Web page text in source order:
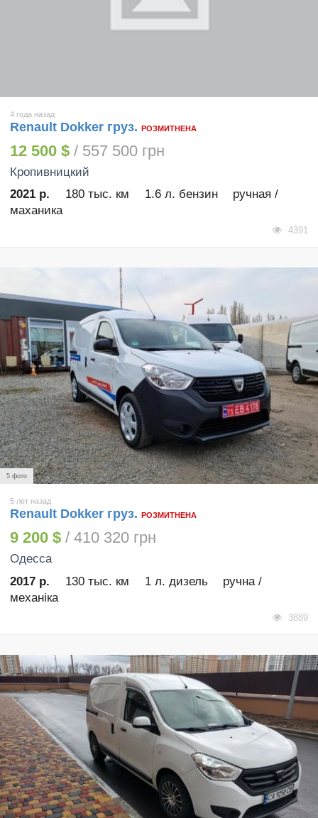
4 года назад
Renault Dokker груз. РОЗМИТНЕНА
12 500 $ / 557 500 грн
Кропивницкий
2021 р.
180 тыс. км 1.6 л. бензин
ручная /
маханика
4391
5 фото
5 лет назад
Renault Dokker груз. РОЗМИТНЕНА
9 200 $ / 410 320 грн
Одесса
2017 р.
130 тыс. км 1 л. дизель
ручна /
механіка
3889